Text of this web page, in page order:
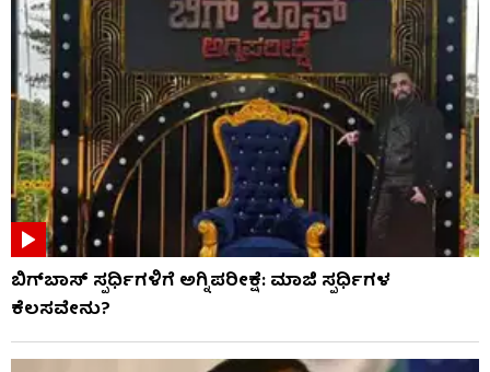
ಬಿಗ್​​ಬಾಸ್​ ಸ್ಪರ್ಧಿಗಳಿಗೆ ಅಗ್ನಿಪರೀಕ್ಷೆ: ಮಾಜಿ ​​ಸ್ಪರ್ಧಿಗಳ
ಕೆಲಸವೇನು?